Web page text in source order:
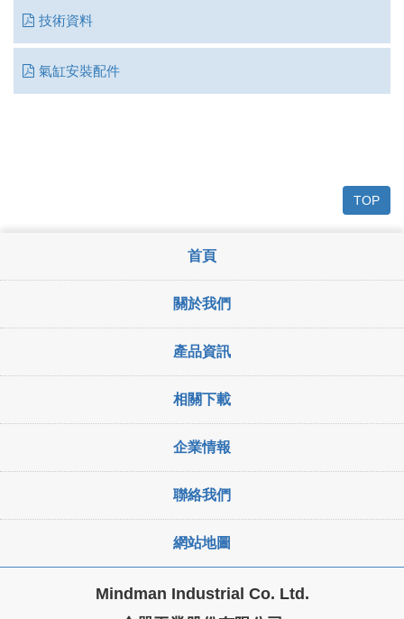
技術資料
氣缸安裝配件
TOP
首頁
關於我們
產品資訊
相關下載
企業情報
聯絡我們
網站地圖
Mindman Industrial Co. Ltd.